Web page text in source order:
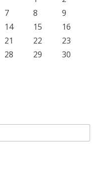
7 8
9
14 15
16
21 22
23
28 29
30